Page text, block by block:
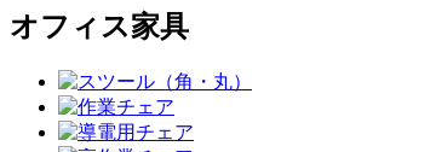
オフィス家具